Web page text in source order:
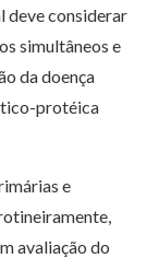
deve considerar
simultâneos e
da doença
protéica
e
avaliação do